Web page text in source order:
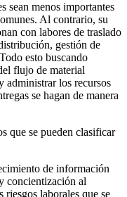
sean menos importantes
Al contrario, su
con labores de traslado
gestión de
esto buscando
flujo de material
administrar los recursos
se hagan de manera
que se pueden clasificar
de información
concientización al
riesgos laborales que se